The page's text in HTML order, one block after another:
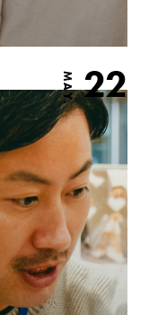
MAY. 22